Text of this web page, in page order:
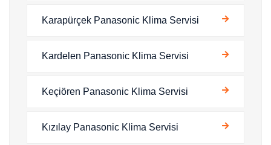
Karapürçek Panasonic Klima Servisi
Kardelen Panasonic Klima Servisi
Keçiören Panasonic Klima Servisi
Kızılay Panasonic Klima Servisi